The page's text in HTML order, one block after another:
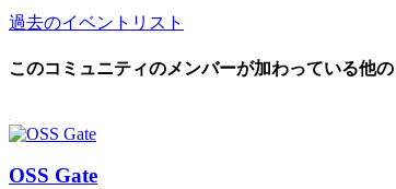
過去のイベントリスト
このコミュニティのメンバーが加わっている他
OSS Gate